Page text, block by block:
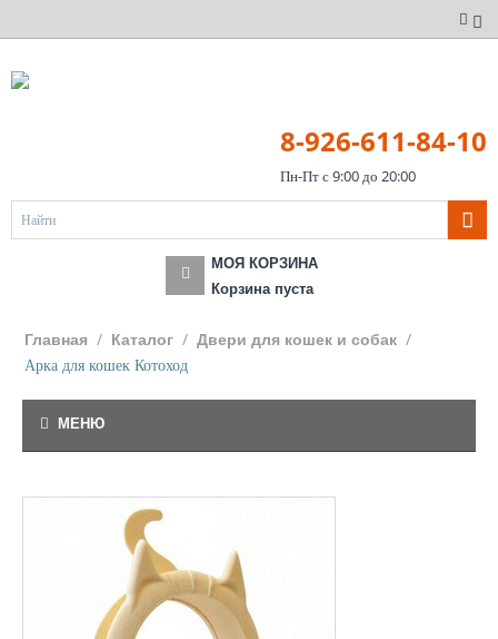
8-926-611-84-10
Пн-Пт с 9:00 до 20:00
МОЯ КОРЗИНА
Корзина пуста
Главная / Каталог / Двери для кошек и собак /
Арка для кошек Котоход
МЕНЮ